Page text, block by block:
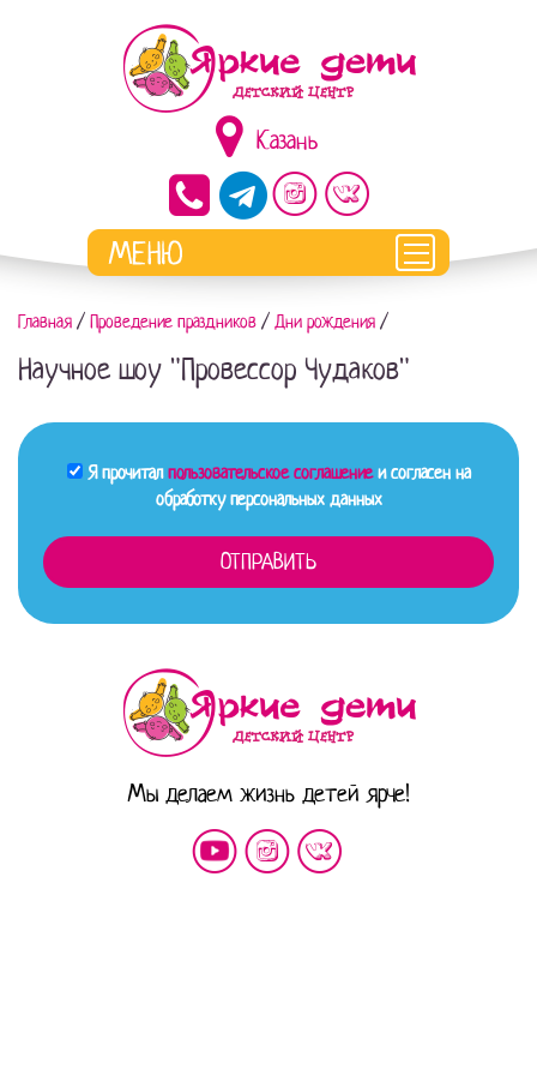
Казань
Главная / Проведение праздников / Дни рождения /
Научное шоу "Провессор Чудаков"
Я прочиталпользовательское соглашениеи согласен на
обработку персональных данных
Мы делаем жизнь детей ярче!